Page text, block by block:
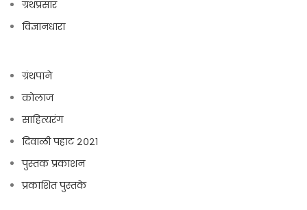
ग्रंथप्रसार
विज्ञानधारा
ग्रंथपाने
कोलाज
साहित्यरंग
दिवाळी पहाट २०२१
पुस्तक प्रकाशन
प्रकाशित पुस्तके